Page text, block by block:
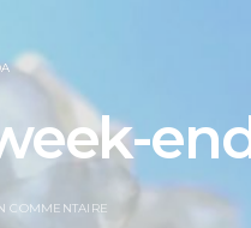
COMMENTAIRE